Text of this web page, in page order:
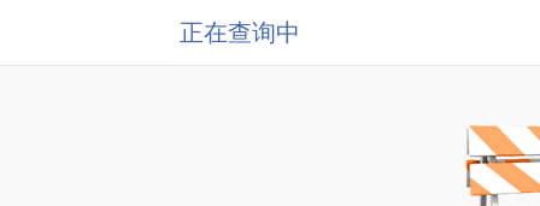
正在查询中